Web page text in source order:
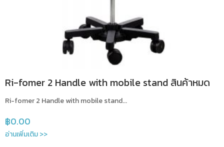
Ri-fomer 2 Handle with mobile stand สินค้าหมด
Ri-fomer 2 Handle with mobile stand...
฿0.00
อ่านเพิ่มเติม >>